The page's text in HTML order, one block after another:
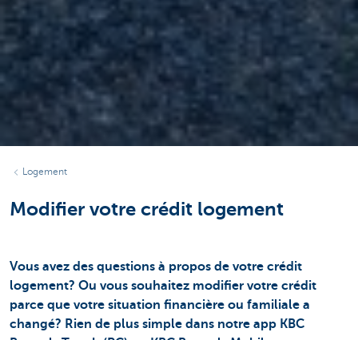
Logement
Modifier votre crédit logement
Vous avez des questions à propos de votre crédit
logement? Ou vous souhaitez modifier votre crédit
parce que votre situation financière ou familiale a
changé? Rien de plus simple dans notre app KBC